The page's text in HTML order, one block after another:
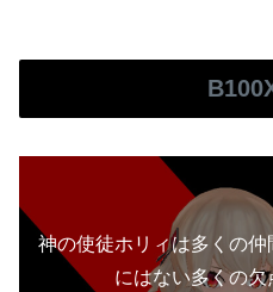
神の使徒ホリィは多くの
にはない多くの欠